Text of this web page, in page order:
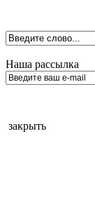
Наша рассылка
закрыть